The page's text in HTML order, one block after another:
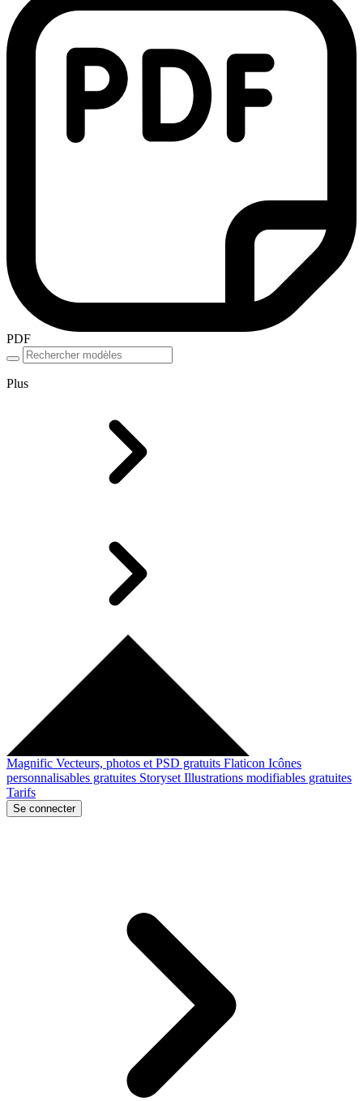
PDF
Plus
Magnific Vecteurs, photos et PSD gratuits Flaticon Icônes
personnalisables gratuites Storyset Illustrations modifiables gratuites
Tarifs
Se connecter